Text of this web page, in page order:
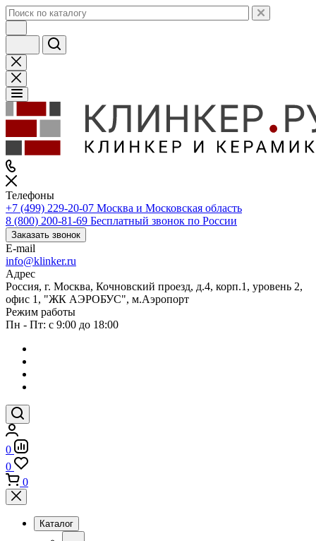
Телефоны
+7 (499) 229-20-07 Москва и Московская область
8 (800) 200-81-69 Бесплатный звонок по России
Заказать звонок
E-mail
info@klinker.ru
Адрес
Россия, г. Москва, Кочновский проезд, д.4, корп.1, уровень 2,
офис 1, "ЖК АЭРОБУС", м.Аэропорт
Режим работы
Пн - Пт: с 9:00 до 18:00
0
0
0
Каталог